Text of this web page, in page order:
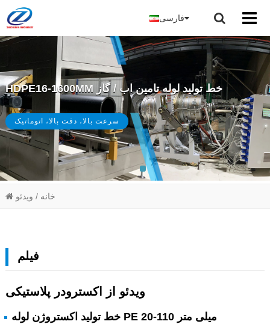
فارسی
HDPE16-1600MM خط تولید لوله تامین اب / گاز
سرعت بالا، دقت بالا، اتوماتیک
خانه / ویدئو
فیلم
ویدئو از اکسترودر پلاستیکی
خط تولید اکستروژن لوله PE 20-110 میلی متر